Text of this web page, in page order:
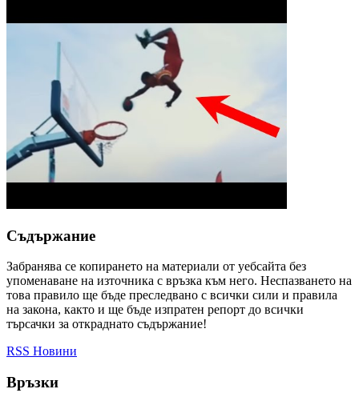
Съдържание
Забранява се копирането на материали от уебсайта без
упоменаване на източника с връзка към него. Неспазването на
това правило ще бъде преследвано с всички сили и правила
на закона, както и ще бъде изпратен репорт до всички
търсачки за откраднато съдържание!
RSS Новини
Връзки